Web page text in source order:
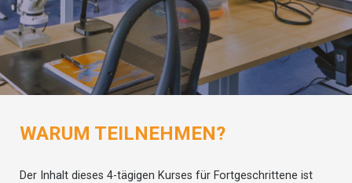
WARUM TEILNEHMEN?
Der Inhalt dieses 4-tägigen Kurses für Fortgeschrittene ist